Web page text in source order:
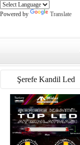
Powered by Translate
Şerefe Kandil Led